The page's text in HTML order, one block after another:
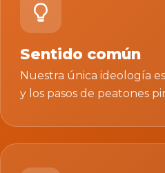
Sentido común
Nuestra única ideología
y los pasos de peatones